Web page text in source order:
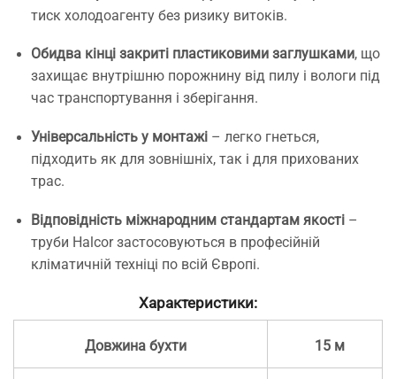
тиск холодоагенту без ризику витоків.
Обидва кінці закриті пластиковими заглушками, що
захищає внутрішню порожнину від пилу і вологи під
час транспортування і зберігання.
Універсальність у монтажі – легко гнеться,
підходить як для зовнішніх, так і для прихованих
трас.
Відповідність міжнародним стандартам якості –
труби Halcor застосовуються в професійній
кліматичній техніці по всій Європі.
Характеристики:
Довжина бухти 15 м